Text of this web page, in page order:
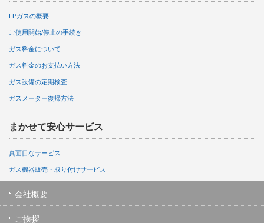
LPガスの概要
ご使用開始/停止の手続き
ガス料金について
ガス料金のお支払い方法
ガス設備の定期検査
ガスメーター復帰方法
まかせて安心サービス
真面目なサービス
ガス機器販売・取り付けサービス
会社概要
ご挨拶